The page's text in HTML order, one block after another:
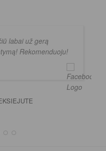
labai už gerą
Rekomenduoju!